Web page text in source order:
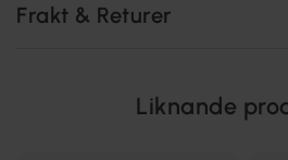
Frakt & Returer
Liknande